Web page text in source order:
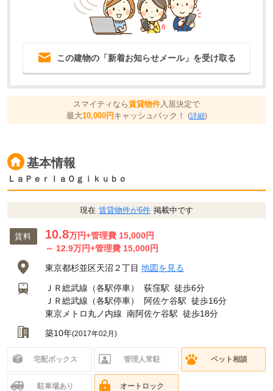
この建物の「新着お知らせメール」を受け取る
スマイティなら賃貸物件 入居決定で
最大10,000円キャッシュバック！ (詳細)
基本情報
ＬａＰｅｒｌａＯｇｉｋｕｂｏ
現在 賃貸物件が6件 掲載中です
賃料 10.8万円+管理費 15,000円
～ 12.9万円+管理費 15,000円
東京都杉並区天沼２丁目 地図を見る
ＪＲ総武線（各駅停車） 荻窪駅 徒歩6分
ＪＲ総武線（各駅停車）
阿佐ケ谷駅 徒歩16分
東京メトロ丸ノ内線 南阿佐ケ谷駅 徒歩18分
築10年(2017年02月)
宅配ボックス 管理人常駐 ペット相談
駐車場あり オートロック